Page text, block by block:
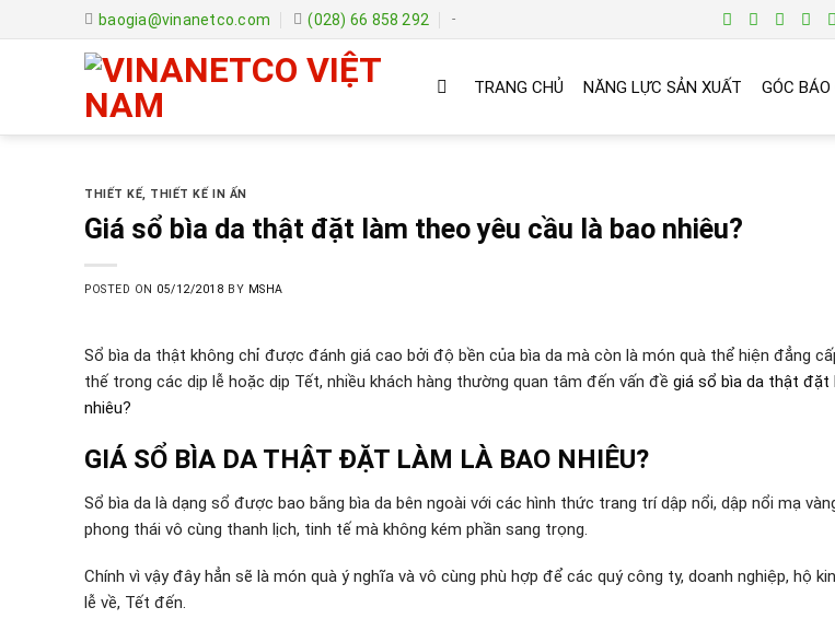
to
baogia@vinanetco.com (028) 66 858 292 -
TRANG CHỦ NĂNG LỰC SẢN XUẤT GÓC BÁO
THIẾT KẾ THIẾT KẾ IN ẤN
Giá sổ bìa da thật đặt làm theo yêu cầu là bao nhiêu?
POSTED ON 05/12/2018 BY MSHA
Sổ bìa da thật không chỉ được đánh giá cao bởi độ bền của bìa da mà còn là món quà thể hiện đẳng
thế trong các dịp lễ hoặc dịp Tết, nhiều khách hàng thường quan tâm đến vấn đề giá sổ bìa da thật đặt
nhiêu?
GIÁ SỔ BÌA DA THẬT ĐẶT LÀM LÀ BAO NHIÊU?
Sổ bìa da là dạng sổ được bao bằng bìa da bên ngoài với các hình thức trang trí dập nổi, dập nổi mạ
phong thái vô cùng thanh lịch, tinh tế mà không kém phần sang trọng.
Chính vì vậy đây hẳn sẽ là món quà ý nghĩa và vô cùng phù hợp để các quý công ty, doanh nghiệp, hộ
lễ về, Tết đến.